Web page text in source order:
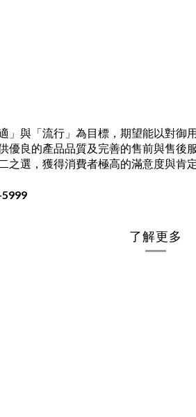
與「流行」為目標，期望能以對
良的產品品質及完善的售前與售
選，獲得消費者極高的滿意度與肯定
了解更多